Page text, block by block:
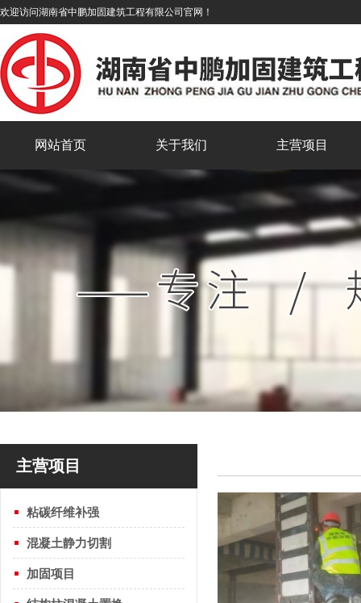
欢迎访问湖南省中鹏加固建筑工程有限公司官网！
网站首页 关于我们 主营项目
主营项目
粘碳纤维补强
混凝土静力切割
加固项目